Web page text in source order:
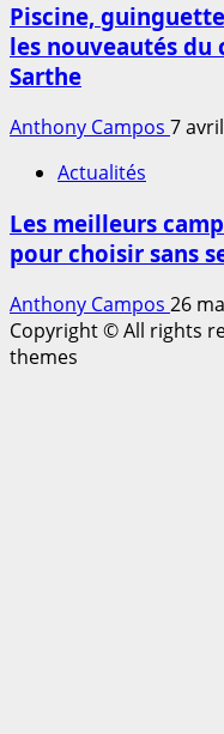
Piscine,
les nouveautés du
Sarthe
Anthony Campos 7
Actualités
Les meilleurs
pour choisir sans
Anthony Campos 26
Copyright © All rights
themes